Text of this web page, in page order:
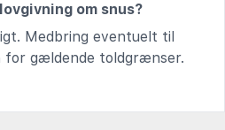
om snus?
Medbring eventuelt til
for gældende toldgrænser.